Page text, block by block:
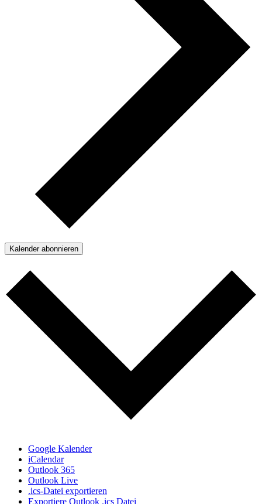
Kalender abonnieren
Google Kalender
iCalendar
Outlook 365
Outlook Live
.ics-Datei exportieren
Exportiere Outlook .ics Datei